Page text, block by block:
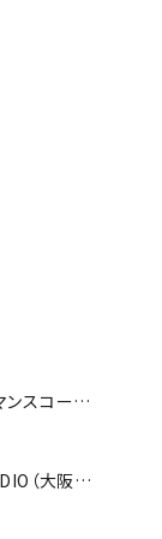
【8月レシピプレゼント】まるでレザー！ロマンスコードでつくる『ネットバッグ』
リニューアルオープン！PARACORD STUDIO（大阪）開催ワークショップのご案内